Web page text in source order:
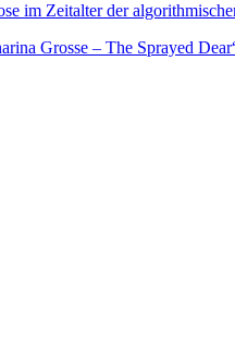
im Zeitalter der
Grosse – The Sprayed